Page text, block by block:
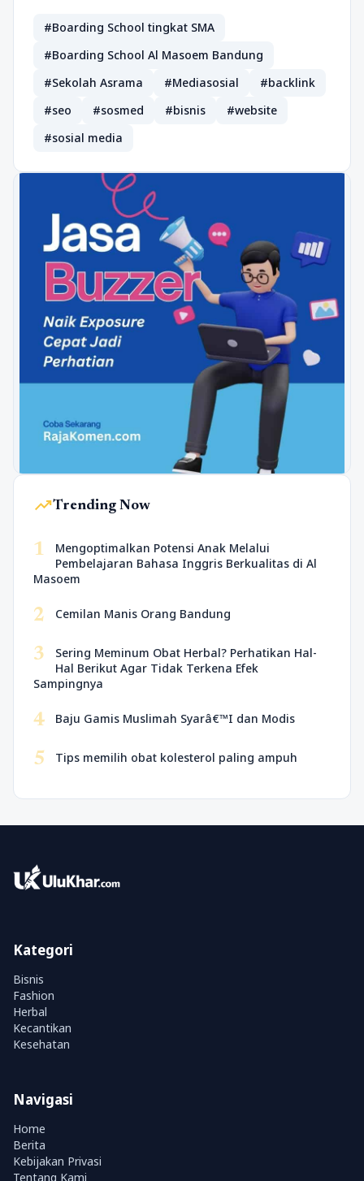
#Boarding School tingkat SMA
#Boarding School Al Masoem Bandung
#Sekolah Asrama
#Mediasosial
#backlink
#seo
#sosmed #bisnis
#website
#sosial media
trending_upTrending Now
1
Mengoptimalkan Potensi Anak Melalui
Pembelajaran Bahasa Inggris Berkualitas di Al
Masoem
2 Cemilan Manis Orang Bandung
3
Sering Meminum Obat Herbal? Perhatikan Hal-
Hal Berikut Agar Tidak Terkena Efek
Sampingnya
4 Baju Gamis Muslimah Syarâ€™I dan Modis
5 Tips memilih obat kolesterol paling ampuh
Kategori
Bisnis
Fashion
Herbal
Kecantikan
Kesehatan
Navigasi
Home
Berita
Kebijakan Privasi
Tentang Kami